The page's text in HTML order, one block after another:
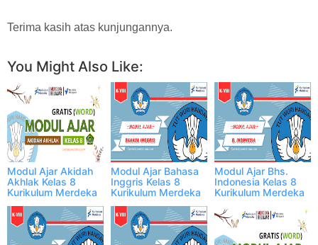
Terima kasih atas kunjungannya.
You Might Also Like:
Modul Ajar Akidah
Akhlak Kelas 8
Kurikulum Merdeka
Modul Ajar Bahasa
Inggris Kelas 8
Kurikulum Merdeka
Modul Ajar Bhs.
Indonesia Kelas 8
Kurikulum Merdeka